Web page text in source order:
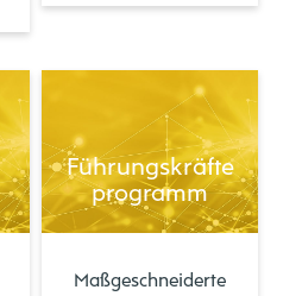
Führungskräfte
programm
Maßgeschneiderte